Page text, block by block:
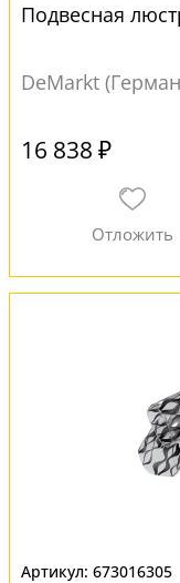
Подвесная
DeMarkt
16 838 ₽
673016305